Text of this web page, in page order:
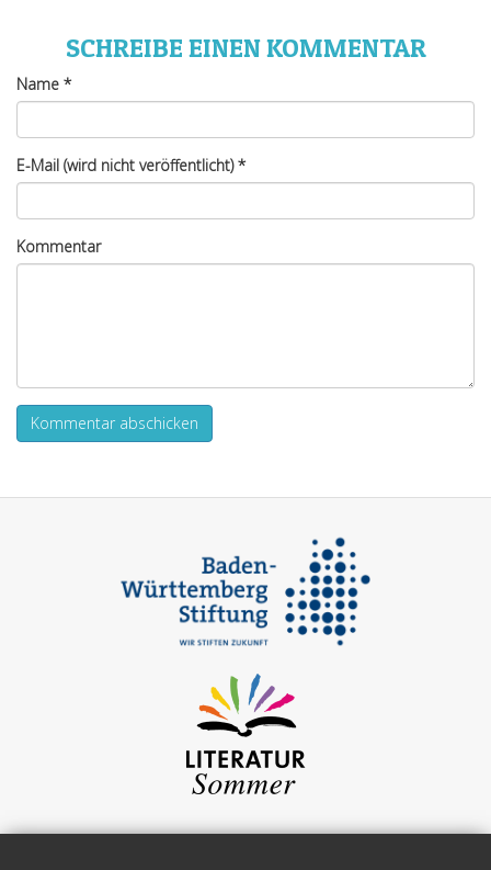
SCHREIBE EINEN KOMMENTAR
Name *
E-Mail (wird nicht veröffentlicht)*
Kommentar